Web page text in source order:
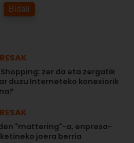
Bidali
Shopping: zer da eta zergatik
duzu Interneteko konexiorik
"mattering"-a, enpresa-
joera berria